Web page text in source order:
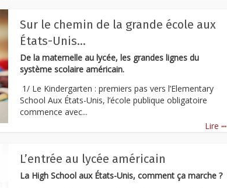
Sur le chemin de la grande école aux
États-Unis…
De la maternelle au lycée, les grandes lignes du
système scolaire américain.
1/ Le Kindergarten : premiers pas vers l’Elementary
School Aux États-Unis, l’école publique obligatoire
commence avec...
Lire ...
L’entrée au lycée américain
La High School aux États-Unis, comment ça marche ?